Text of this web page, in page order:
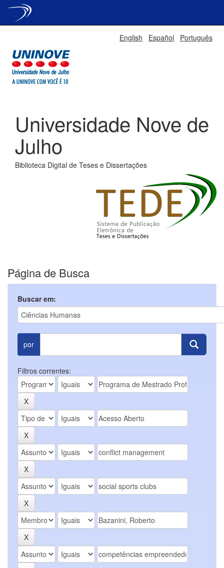
English Español Português
Universidade Nove de
Julho
Biblioteca Digital de Teses e Dissertações
Página de Busca
Buscar em:
por
Filtros correntes: